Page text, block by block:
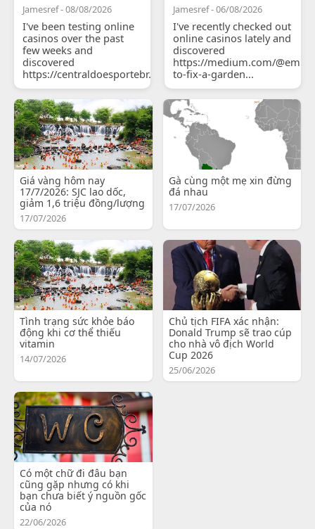
Jamesref - 08/08/2026
I've been testing online
casinos over the past
few weeks and
discovered
https://centraldoesportebr.substack.com/p/cucure...
Jamesref - 06/08/2026
I've recently checked out
online casinos lately and
discovered
https://medium.com/
to-fix-a-garden...
Giá vàng hôm nay
17/7/2026: SJC lao dốc,
giảm 1,6 triệu đồng/lượng
17/07/2026
Gà cùng một mẹ xin đừng
đá nhau
17/07/2026
Tình trạng sức khỏe báo
động khi cơ thể thiếu
vitamin
14/07/2026
Chủ tịch FIFA xác nhận:
Donald Trump sẽ trao cúp
cho nhà vô địch World
Cup 2026
25/06/2026
Có một chữ đi đâu bạn
cũng gặp nhưng có khi
bạn chưa biết ý nguồn gốc
của nó
22/06/2026